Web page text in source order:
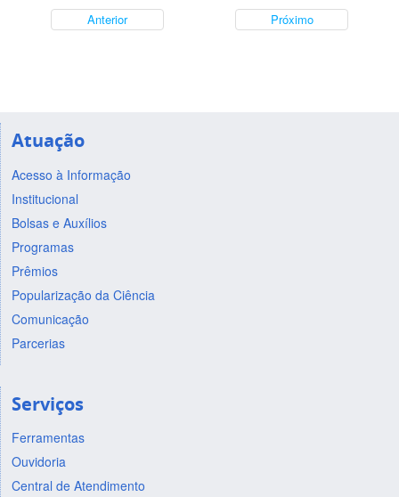
Anterior Próximo
Atuação
Acesso à Informação
Institucional
Bolsas e Auxílios
Programas
Prêmios
Popularização da Ciência
Comunicação
Parcerias
Serviços
Ferramentas
Ouvidoria
Central de Atendimento